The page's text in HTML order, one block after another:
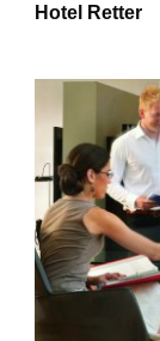
Hotel Retter